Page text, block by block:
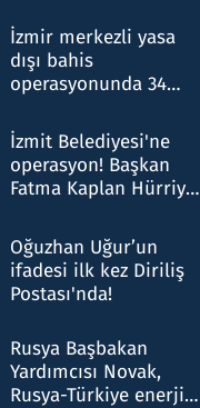
hakkında gözaltı kararı
İzmir merkezli yasa
dışı bahis
operasyonunda 34
Milyar liralık para
trafiği tespit edildi
İzmit Belediyesi'ne
operasyon! Başkan
Fatma Kaplan Hürriyet
Oğuzhan Uğur’un
ifadesi ilk kez Diriliş
Postası'nda!
Rusya Başbakan
Yardımcısı Novak,
Rusya-Türkiye enerji